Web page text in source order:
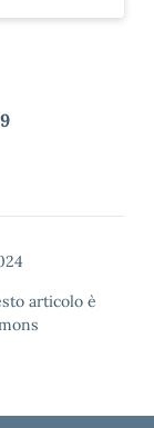
articolo è